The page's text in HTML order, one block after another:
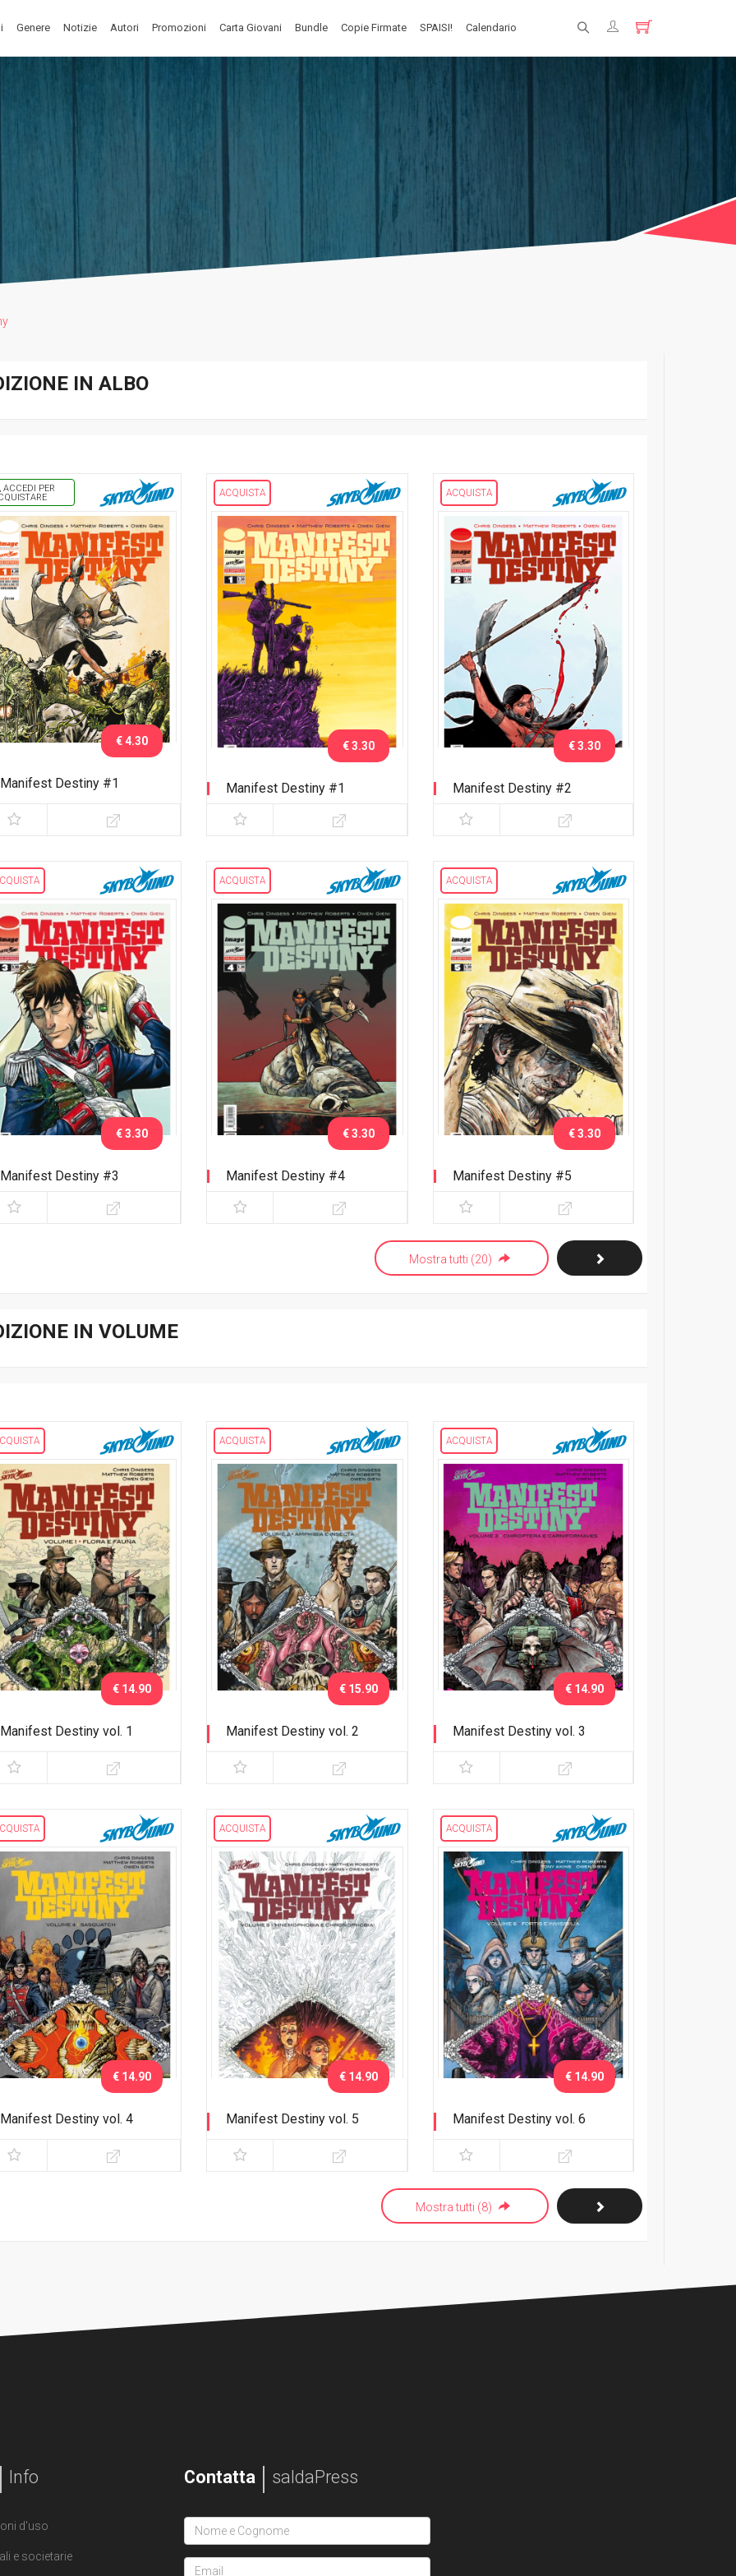
Genere Notizie Autori Promozioni Carta Giovani Bundle Copie Firmate SPAISI! Calendario
IN ALBO
ACCEDI PER
Manifest Destiny #1
€ 4.30
ACQUISTA
Manifest Destiny #1
€ 3.30
ACQUISTA
Manifest Destiny #2
€ 3.30
Manifest Destiny #3
€ 3.30
ACQUISTA
Manifest Destiny #4
€ 3.30
ACQUISTA
Manifest Destiny #5
€ 3.30
Mostra tutti (20)
IN VOLUME
Manifest Destiny vol. 1
€ 14.90
ACQUISTA
Manifest Destiny vol. 2
€ 15.90
ACQUISTA
Manifest Destiny vol. 3
€ 14.90
Manifest Destiny vol. 4
€ 14.90
ACQUISTA
Manifest Destiny vol. 5
€ 14.90
ACQUISTA
Manifest Destiny vol. 6
€ 14.90
Mostra tutti (8)
Info
d'uso
e societarie
Contatta saldaPress